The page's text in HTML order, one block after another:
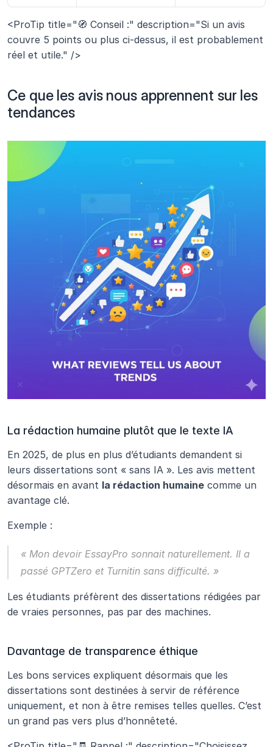
<ProTip title="🧭 Conseil :" description="Si un avis
couvre 5 points ou plus ci-dessus, il est probablement
réel et utile." />
Ce que les avis nous apprennent sur les
tendances
La rédaction humaine plutôt que le texte IA
En 2025, de plus en plus d’étudiants demandent si
leurs dissertations sont « sans IA ». Les avis mettent
désormais en avant la rédaction humaine comme un
avantage clé.
Exemple :
« Mon devoir EssayPro sonnait naturellement. Il a
passé GPTZero et Turnitin sans difficulté. »
Les étudiants préfèrent des dissertations rédigées par
de vraies personnes, pas par des machines.
Davantage de transparence éthique
Les bons services expliquent désormais que les
dissertations sont destinées à servir de référence
uniquement, et non à être remises telles quelles. C’est
un grand pas vers plus d’honnêteté.